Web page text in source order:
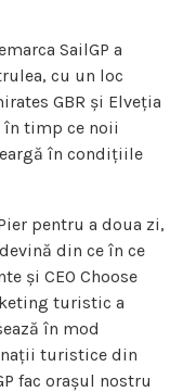
SailGP a
cu un loc
GBR și Elveția
în timp ce noii
în condițiile
pentru a doua zi,
din ce în ce
și CEO Choose
turistic a
în mod
turistice din
fac orașul nostru